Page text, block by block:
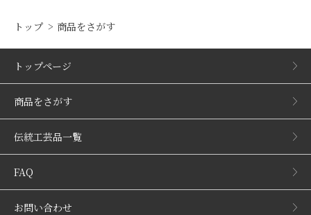
トップ 商品をさがす
トップページ
商品をさがす
伝統工芸品一覧
FAQ
お問い合わせ